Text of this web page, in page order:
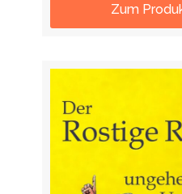
Zum